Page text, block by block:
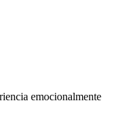
emocionalmente